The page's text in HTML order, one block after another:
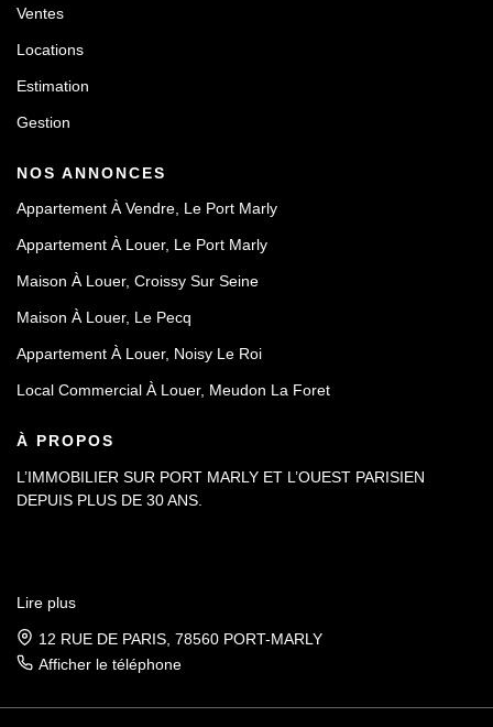
Ventes
Locations
Estimation
Gestion
NOS ANNONCES
Appartement À Vendre, Le Port Marly
Appartement À Louer, Le Port Marly
Maison À Louer, Croissy Sur Seine
Maison À Louer, Le Pecq
Appartement À Louer, Noisy Le Roi
Local Commercial À Louer, Meudon La Foret
À PROPOS
L’IMMOBILIER SUR PORT MARLY ET L’OUEST PARISIEN
DEPUIS PLUS DE 30 ANS.
Lire plus
12 RUE DE PARIS, 78560 PORT-MARLY
Afficher le téléphone